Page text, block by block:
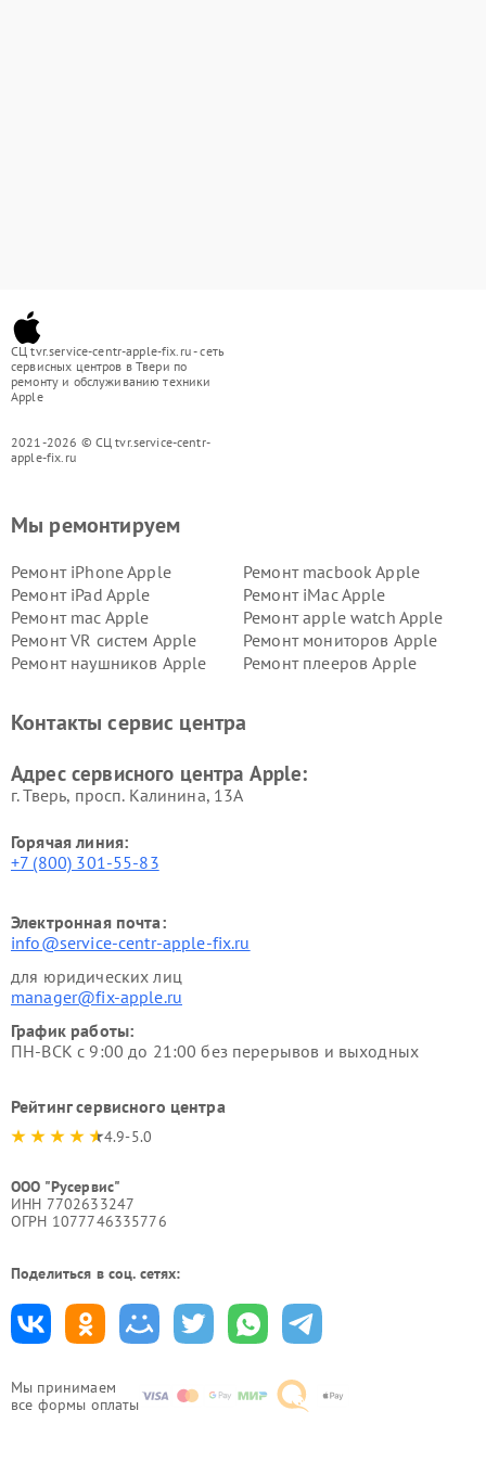
СЦ tvr.service-centr-apple-fix.ru - сеть
сервисных центров в Твери по
ремонту и обслуживанию техники
Apple
2021-2026 © СЦ tvr.service-centr-
apple-fix.ru
Мы принимаем
все формы оплаты
Мы ремонтируем
Ремонт iPhone Apple
Ремонт macbook Apple
Ремонт iPad Apple
Ремонт iMac Apple
Ремонт mac Apple
Ремонт apple watch Apple
Ремонт VR систем Apple
Ремонт мониторов Apple
Ремонт наушников Apple
Ремонт плееров Apple
Контакты сервис центра
Адрес сервисного центра Apple:
г. Тверь, просп. Калинина, 13А
Горячая линия:
+7 (800) 301-55-83
Электронная почта:
info@service-centr-apple-fix.ru
для юридических лиц
manager@fix-apple.ru
График работы:
ПН-ВСК с 9:00 до 21:00 без перерывов и выходных
Рейтинг сервисного центра
4.9-5.0
ООО "Русервис"
ИНН 7702633247
ОГРН 1077746335776
Поделиться в соц. сетях: